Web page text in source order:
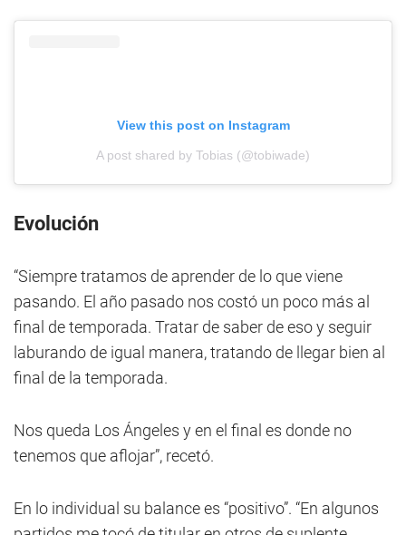
View this post on Instagram
A post shared by Tobias (@tobiwade)
Evolución
“Siempre tratamos de aprender de lo que viene
pasando. El año pasado nos costó un poco más al
final de temporada. Tratar de saber de eso y seguir
laburando de igual manera, tratando de llegar bien al
final de la temporada.
Nos queda Los Ángeles y en el final es donde no
tenemos que aflojar”, recetó.
En lo individual su balance es “positivo”. “En algunos